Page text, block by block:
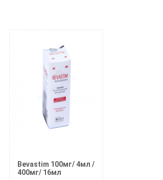
Bevastim 100мг/ 4мл /
400мг/ 16мл